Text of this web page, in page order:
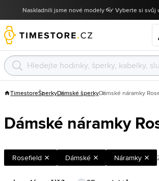
Naskladnili jsme nové modely 👓 Vyberte si svůj
TimestoreŠperkyDámské šperkyDámské náramky
Dámské náramky
Rosefield Dámské Náramky